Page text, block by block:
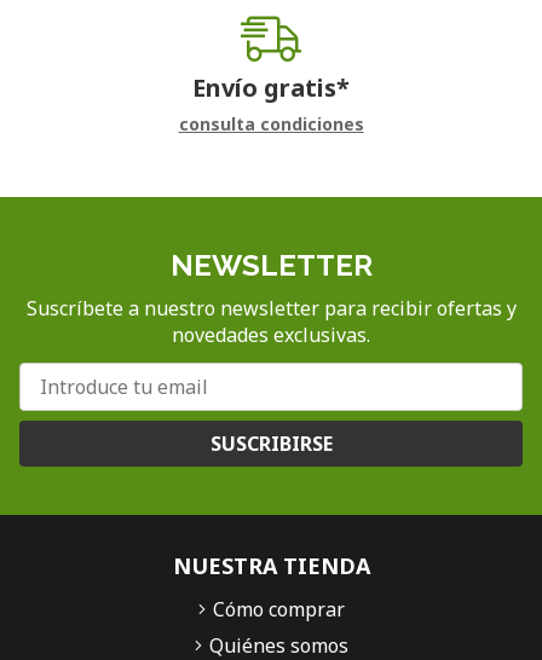
Envío gratis*
consulta condiciones
NEWSLETTER
Suscríbete a nuestro newsletter para recibir ofertas y
novedades exclusivas.
SUSCRIBIRSE
NUESTRA TIENDA
Cómo comprar
Quiénes somos